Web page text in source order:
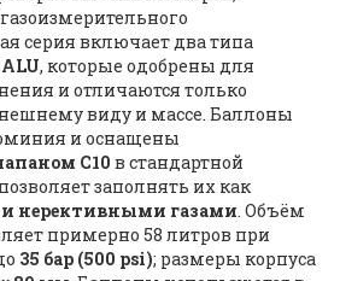
серия включает два типа
, которые одобрены для
и отличаются только
виду и массе. Баллоны
и оснащены
C10 в стандартной
заполнять их как
нерективными газами. Объём
примерно 58 литров при
35 бар (500 psi); размеры корпуса